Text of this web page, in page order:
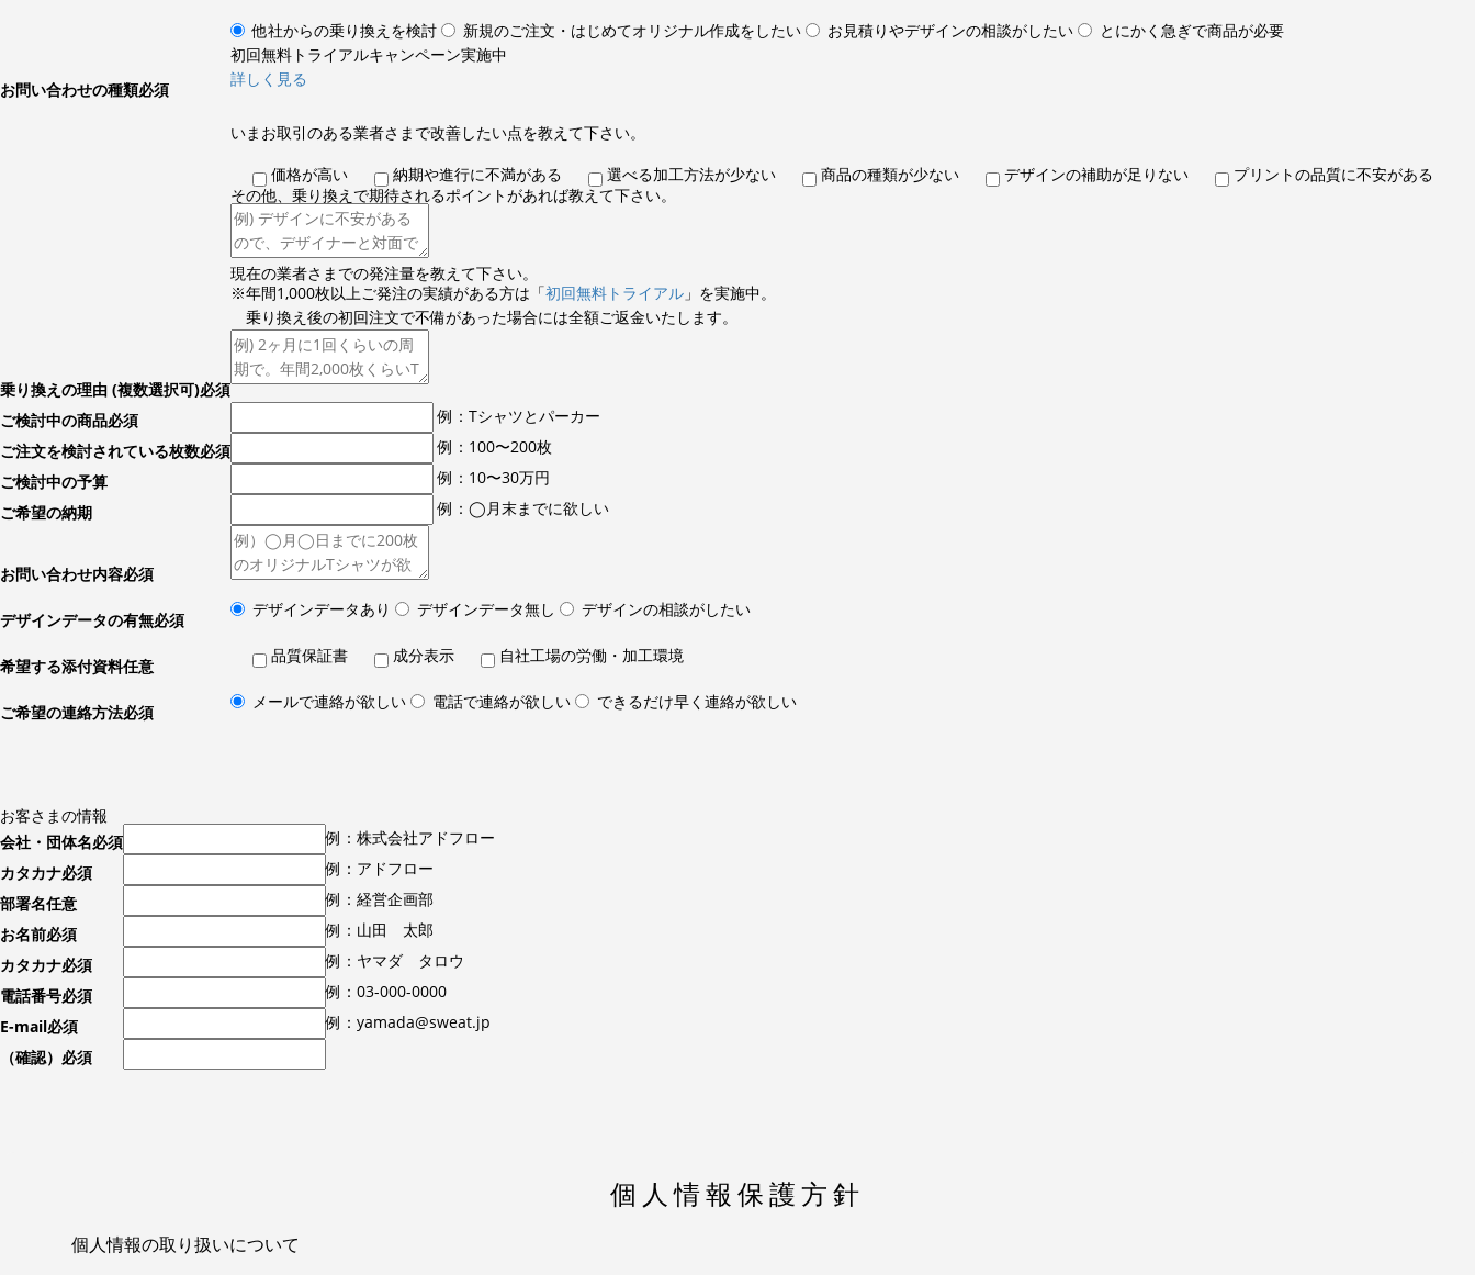
お問い合わせの種類必須
他社からの乗り換えを検討 新規のご注文・はじめてオリジナル作成をしたい お見積りやデザインの相談がしたい
とにかく急ぎで商品が必要
初回無料トライアルキャンペーン実施中
詳しく見る
乗り換えの理由 (複数選択可)必須
いまお取引のある業者さまで改善したい点を教えて下さい。
価格が高い
納期や進行に不満がある 選べる加工方法が少ない 商品の種類が少ない デザインの補助が足りない
プリントの品質に不安がある
その他、乗り換えで期待されるポイントがあれば教えて下さい。
現在の業者さまでの発注量を教えて下さい。
※年間1,000枚以上ご発注の実績がある方は「初回無料トライアル 」を実施中。
乗り換え後の初回注文で不備があった場合には全額ご返金いたします。
ご検討中の商品必須
例：Tシャツとパーカー
ご注文を検討されている枚数必須
例：100〜200枚
ご検討中の予算
例：10〜30万円
ご希望の納期
例：◯月末までに欲しい
お問い合わせ内容必須
デザインデータの有無必須
デザインデータあり デザインデータ無し デザインの相談がしたい
希望する添付資料任意
品質保証書 成分表示 自社工場の労働・加工環境
ご希望の連絡方法必須
メールで連絡が欲しい 電話で連絡が欲しい できるだけ早く連絡が欲しい
お客さまの情報
会社・団体名必須
例：株式会社アドフロー
カタカナ必須
例：アドフロー
部署名任意
例：経営企画部
お名前必須
例：山田 太郎
カタカナ必須
例：ヤマダ タロウ
電話番号必須
例：03-000-0000
E-mail必須
例：yamada@sweat.jp
（確認） 必須
個人情報保護方針
個人情報の取り扱いについて